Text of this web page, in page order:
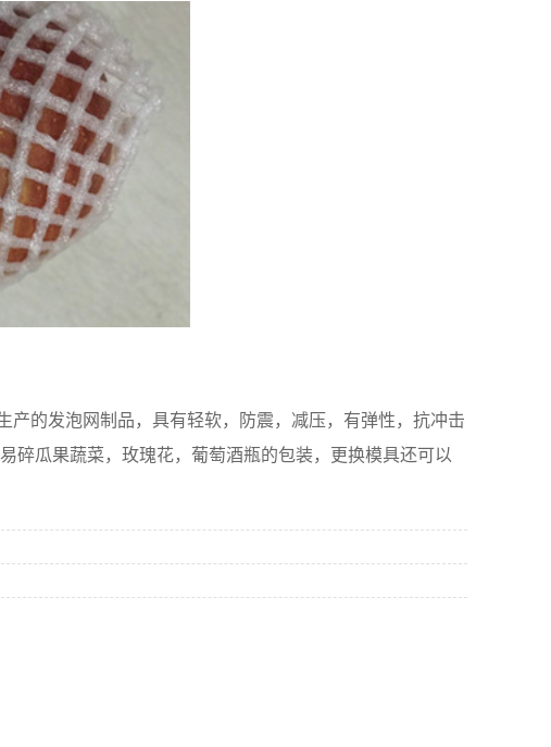
产的发泡网制品，具有轻软，防震，减压，有弹性，抗冲击
碎瓜果蔬菜，玫瑰花，葡萄酒瓶的包装，更换模具还可以